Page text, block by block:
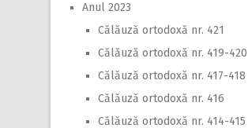
Anul 2023
Călăuză ortodoxă nr. 421
Călăuză ortodoxă nr. 419-420
Călăuză ortodoxă nr. 417-418
Călăuză ortodoxă nr. 416
Călăuză ortodoxă nr. 414-415